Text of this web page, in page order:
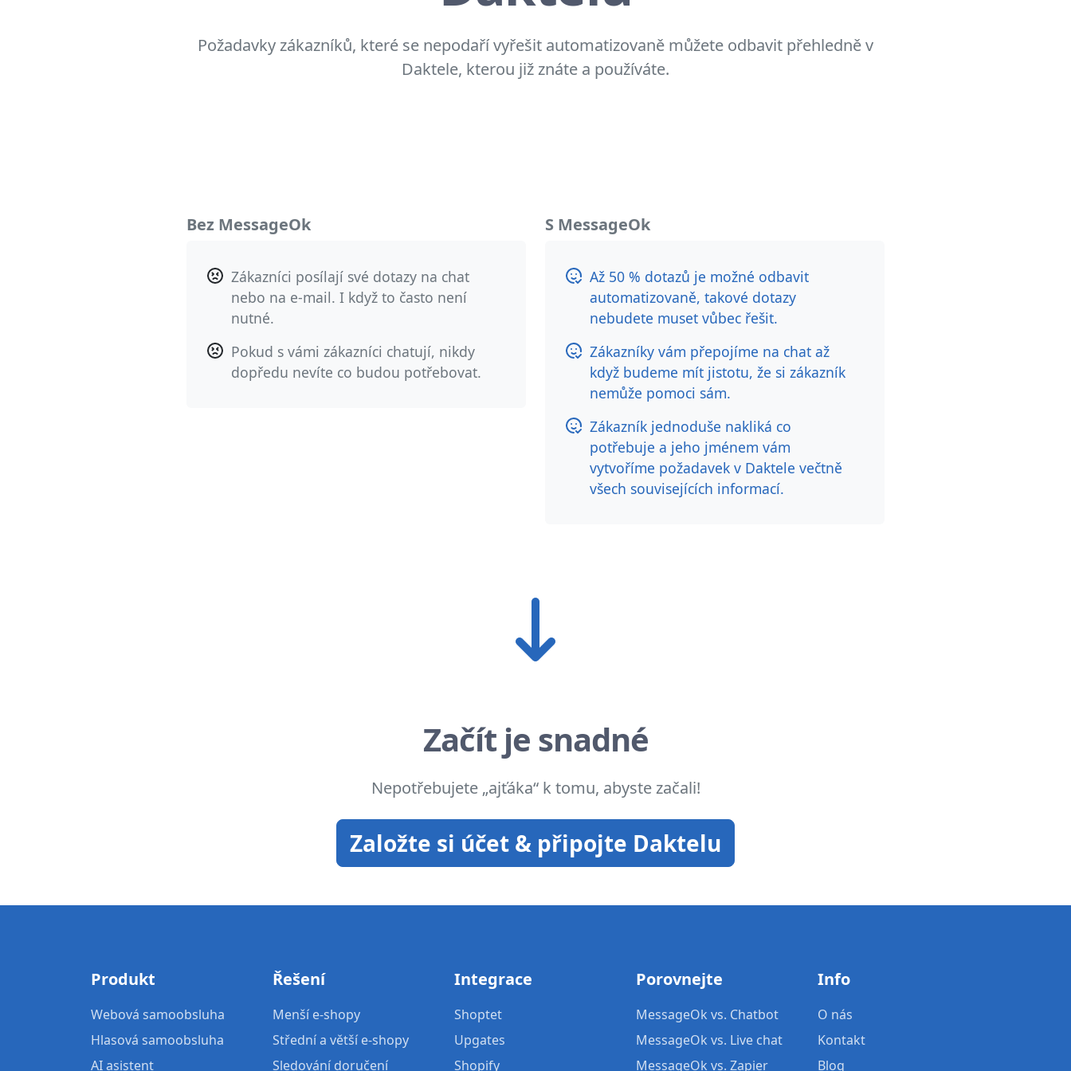
Požadavky zákazníků, které se nepodaří vyřešit automatizovaně můžete odbavit přehledně v
Daktele, kterou již znáte a používáte.
Bez MessageOk
Zákazníci posílají své dotazy na chat
nebo na e-mail. I když to často není
nutné.
Pokud s vámi zákazníci chatují, nikdy
dopředu nevíte co budou potřebovat.
S MessageOk
Až 50 % dotazů je možné odbavit
automatizovaně, takové dotazy
nebudete muset vůbec řešit.
Zákazníky vám přepojíme na chat až
když budeme mít jistotu, že si zákazník
nemůže pomoci sám.
Zákazník jednoduše nakliká co
potřebuje a jeho jménem vám
vytvoříme požadavek v Daktele večtně
všech souvisejících informací.
Začít je snadné
Nepotřebujete „ajťáka“ k tomu, abyste začali!
Založte si účet & připojte Daktelu
Produkt
Webová samoobsluha
Hlasová samoobsluha
AI asistent
Řešení
Menší e-shopy
Střední a větší e-shopy
Sledování doručení
Integrace
Shoptet
Upgates
Shopify
Porovnejte
MessageOk vs. Chatbot
MessageOk vs. Live chat
MessageOk vs. Zapier
Info
O nás
Kontakt
Blog